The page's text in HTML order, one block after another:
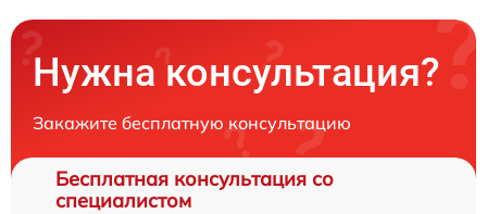
Нужна консультация?
Закажите бесплатную консультацию
Бесплатная консультация со
специалистом